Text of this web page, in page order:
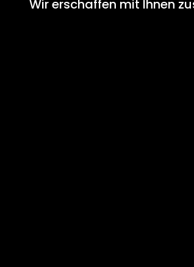
Wir erschaffen mit Ihnen